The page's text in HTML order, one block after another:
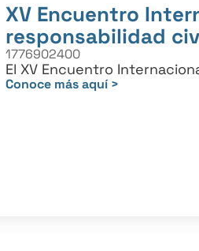
XV Encuentro
responsabilidad
1776902400
El XV Encuentro
Conoce más aquí >